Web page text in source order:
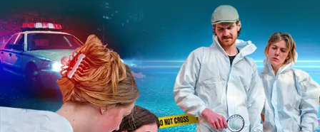
INT AT
ES
IE
IT
NL
Boek tickets